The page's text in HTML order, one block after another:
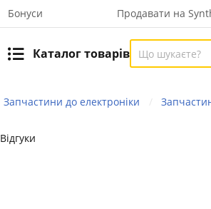
Бонуси Продавати на
Каталог товарів
Запчастини до електроніки
Відгуки